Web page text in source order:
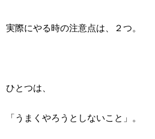
実際にやる時の注意点は、２つ。
ひとつは、
「うまくやろうとしないこと」。